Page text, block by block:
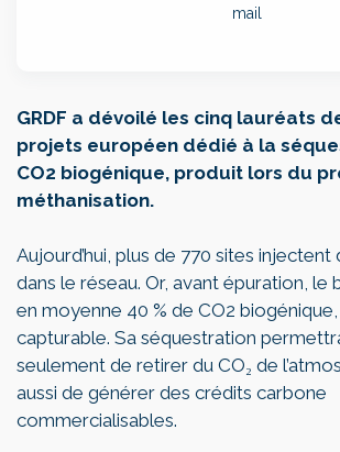
mail
GRDF a dévoilé les cinq lauréats
projets européen dédié à la
CO2 biogénique, produit lors du
méthanisation.
Aujourd’hui, plus de 770 sites
dans le réseau. Or, avant épuration, le
en moyenne 40 % de CO2
capturable. Sa séquestration
seulement de retirer du CO₂ de
aussi de générer des crédits carbone
commercialisables.